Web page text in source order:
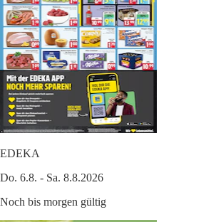
EDEKA
Do. 6.8. - Sa. 8.8.2026
Noch bis morgen gültig